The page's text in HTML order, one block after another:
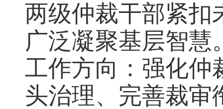
两级仲裁干部紧扣
广泛凝聚基层智
工作方向：强化仲
头治理、完善裁审